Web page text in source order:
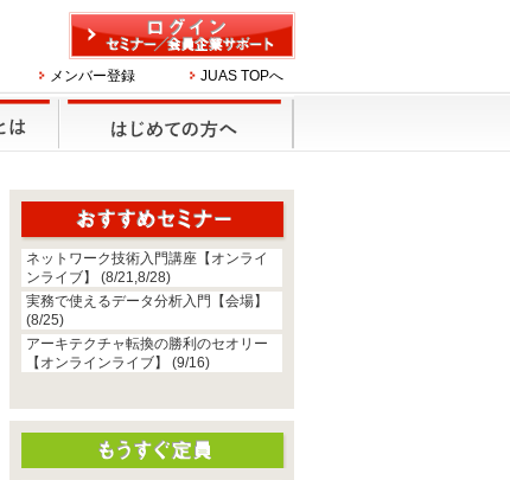
メンバー登録 JUAS TOPへ
ネットワーク技術入門講座【オンライ
ンライブ】 (8/21,8/28)
実務で使えるデータ分析入門【会場】
(8/25)
アーキテクチャ転換の勝利のセオリー
【オンラインライブ】 (9/16)